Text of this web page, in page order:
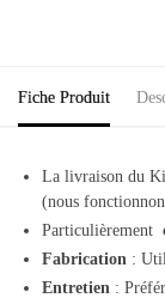
Fiche Produit
La livraison du
(nous
Particulièrement
Fabrication :
Entretien :